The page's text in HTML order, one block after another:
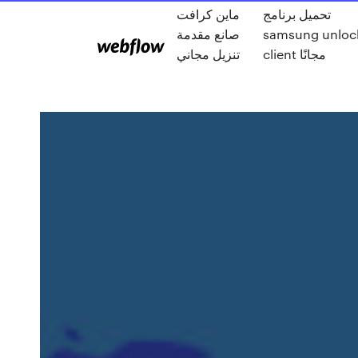
ماين كرافت
صانع مقدمة
تنزيل مجاني
تحميل برنامج
samsung
client مجانًا